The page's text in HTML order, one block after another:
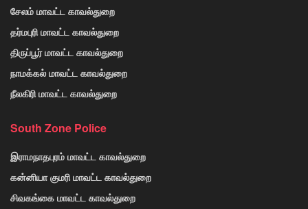
சேலம் மாவட்ட காவல்துறை
தர்மபுரி மாவட்ட காவல்துறை
திருப்பூர் மாவட்ட காவல்துறை
நாமக்கல் மாவட்ட காவல்துறை
நீலகிரி மாவட்ட காவல்துறை
South Zone Police
இராமநாதபுரம் மாவட்ட காவல்துறை
கன்னியா குமரி மாவட்ட காவல்துறை
சிவகங்கை மாவட்ட காவல்துறை